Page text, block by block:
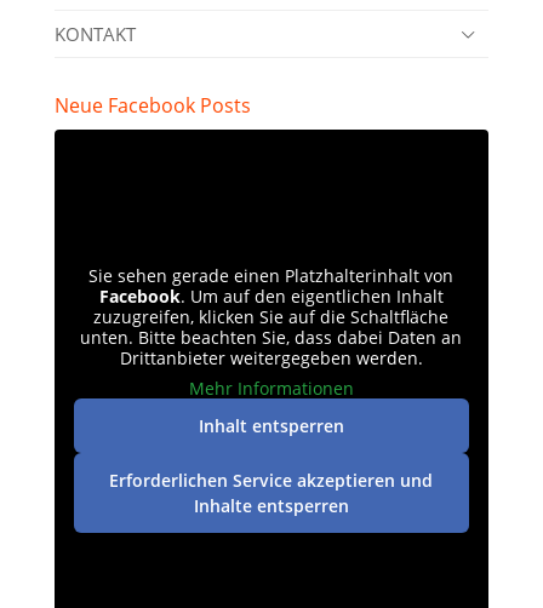
KONTAKT
Neue Facebook Posts
Sie sehen gerade einen Platzhalterinhalt von
Facebook. Um auf den eigentlichen Inhalt
zuzugreifen, klicken Sie auf die Schaltfläche
unten. Bitte beachten Sie, dass dabei Daten an
Drittanbieter weitergegeben werden.
Mehr Informationen
Inhalt entsperren
Erforderlichen Service akzeptieren und
Inhalte entsperren